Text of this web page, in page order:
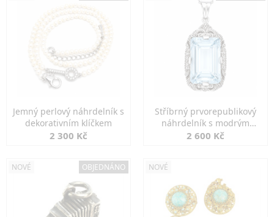
Jemný perlový náhrdelník s
dekorativním klíčkem
2 300 Kč
Stříbrný prvorepublikový
náhrdelník s modrým
spinelem
2 600 Kč
NOVÉ OBJEDNÁNO NOVÉ